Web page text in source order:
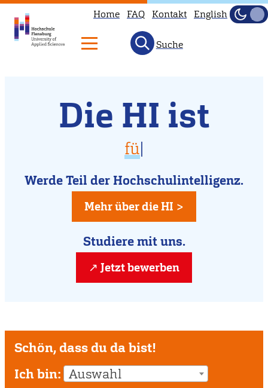
Home FAQ Kontakt English
Hell
Suche
Flensburg
Die HI ist
kreativ
für D
Werde Teil der Hochschulintelligenz.
Mehr über die HI >
Studiere mit uns.
Jetzt bewerben
Schön, dass du da bist!
Ich bin: Auswahl